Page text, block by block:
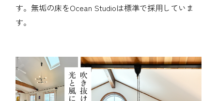
す。無垢の床をOcean Studioは標準で採用していま
す。